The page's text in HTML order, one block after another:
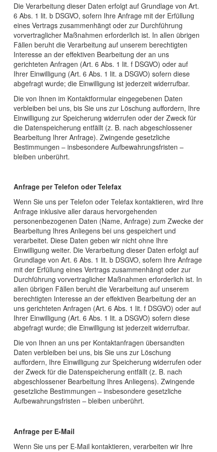
Die Verarbeitung dieser Daten erfolgt auf Grundlage von Art.
6 Abs. 1 lit. b DSGVO, sofern Ihre Anfrage mit der Erfüllung
eines Vertrags zusammenhängt oder zur Durchführung
vorvertraglicher Maßnahmen erforderlich ist. In allen übrigen
Fällen beruht die Verarbeitung auf unserem berechtigten
Interesse an der effektiven Bearbeitung der an uns
gerichteten Anfragen (Art. 6 Abs. 1 lit. f DSGVO) oder auf
Ihrer Einwilligung (Art. 6 Abs. 1 lit. a DSGVO) sofern diese
abgefragt wurde; die Einwilligung ist jederzeit widerrufbar.
Die von Ihnen im Kontaktformular eingegebenen Daten
verbleiben bei uns, bis Sie uns zur Löschung auffordern, Ihre
Einwilligung zur Speicherung widerrufen oder der Zweck für
die Datenspeicherung entfällt (z. B. nach abgeschlossener
Bearbeitung Ihrer Anfrage). Zwingende gesetzliche
Bestimmungen – insbesondere Aufbewahrungsfristen –
bleiben unberührt.
Anfrage per Telefon oder Telefax
Wenn Sie uns per Telefon oder Telefax kontaktieren, wird Ihre
Anfrage inklusive aller daraus hervorgehenden
personenbezogenen Daten (Name, Anfrage) zum Zwecke der
Bearbeitung Ihres Anliegens bei uns gespeichert und
verarbeitet. Diese Daten geben wir nicht ohne Ihre
Einwilligung weiter. Die Verarbeitung dieser Daten erfolgt auf
Grundlage von Art. 6 Abs. 1 lit. b DSGVO, sofern Ihre Anfrage
mit der Erfüllung eines Vertrags zusammenhängt oder zur
Durchführung vorvertraglicher Maßnahmen erforderlich ist. In
allen übrigen Fällen beruht die Verarbeitung auf unserem
berechtigten Interesse an der effektiven Bearbeitung der an
uns gerichteten Anfragen (Art. 6 Abs. 1 lit. f DSGVO) oder auf
Ihrer Einwilligung (Art. 6 Abs. 1 lit. a DSGVO) sofern diese
abgefragt wurde; die Einwilligung ist jederzeit widerrufbar.
Die von Ihnen an uns per Kontaktanfragen übersandten
Daten verbleiben bei uns, bis Sie uns zur Löschung
auffordern, Ihre Einwilligung zur Speicherung widerrufen oder
der Zweck für die Datenspeicherung entfällt (z. B. nach
abgeschlossener Bearbeitung Ihres Anliegens). Zwingende
gesetzliche Bestimmungen – insbesondere gesetzliche
Aufbewahrungsfristen – bleiben unberührt.
Anfrage per E-Mail
Wenn Sie uns per E-Mail kontaktieren, verarbeiten wir Ihre